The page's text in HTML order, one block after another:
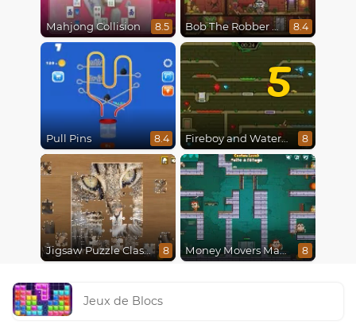
Mahjong Collision 8.5 Bob The Robber 5 The Temple Adventure 8.4
Pull Pins 8.4
5
Fireboy and Watergirl 5 : Elements 8
Jigsaw Puzzle Classic 8 Money Movers Maker 8
Jeux de Blocs